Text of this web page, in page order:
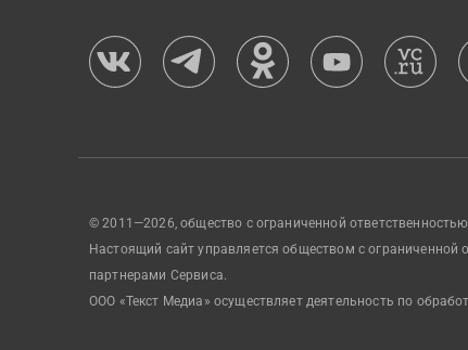
© 2011—2026, общество с ограниченной
Настоящий сайт управляется обществом с
партнерами Сервиса.
ООО «Текст Медиа» осуществляет деятельность по